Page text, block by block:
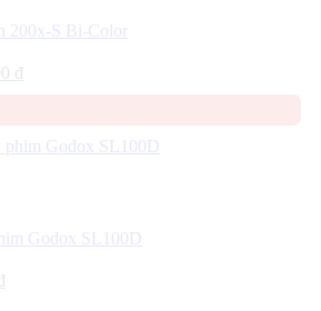
200x-S Bi-Color
₫
17.690.000 ₫.
Godox SL100D